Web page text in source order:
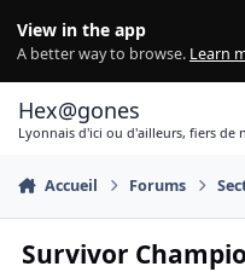
View in the app
A better way to browse. Learn
Hex@gones
Lyonnais d'ici ou d'ailleurs, fiers de
Accueil Forums
Survivor